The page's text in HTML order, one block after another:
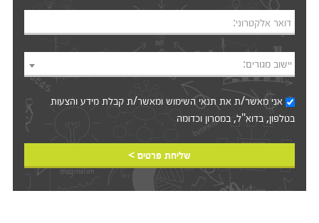
דואר אלקטרוני:
יישוב מגורים:
אני מאשר/ת אתתנאי השימושומאשר/ת קבלת מידע והצעות
בטלפון, בדוא"ל, במסרון וכדומה‎‎
שליחת פרטים >